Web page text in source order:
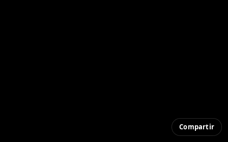
Compartir